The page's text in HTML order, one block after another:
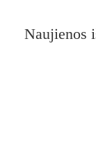
Naujienos